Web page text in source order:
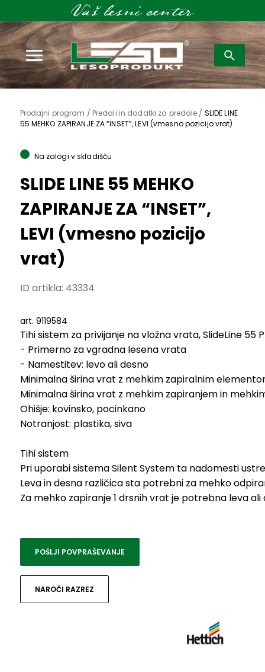
Išči:
Prodajni program / Predali in dodatki za predale / SLIDE LINE
55 MEHKO ZAPIRANJE ZA “INSET”, LEVI (vmesno pozicijo vrat)
Na zalogi v skladišču
SLIDE LINE 55 MEHKO
ZAPIRANJE ZA “INSET”,
LEVI (vmesno pozicijo
vrat)
ID artikla: 43334
art. 9119584
Tihi sistem za privijanje na vložna vrata, SlideLine 55
- Primerno za vgradna lesena vrata
- Namestitev: levo ali desno
Minimalna širina vrat z mehkim zapiralnim
Minimalna širina vrat z mehkim zapiranjem in
Ohišje: kovinsko, pocinkano
Notranjost: plastika, siva
Tihi sistem
Pri uporabi sistema Silent System ta nadomesti
Leva in desna različica sta potrebni za mehko
Za mehko zapiranje 1 drsnih vrat je potrebna leva ali
POŠLJI POVPRAŠEVANJE
NAROČI RAZREZ